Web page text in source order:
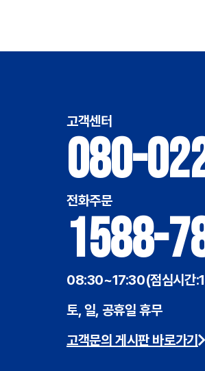
고객센터
080-
전화주문
1588-
08:30~17:30(점심시간
토, 일, 공휴일 휴무
고객문의 게시판 바로가기